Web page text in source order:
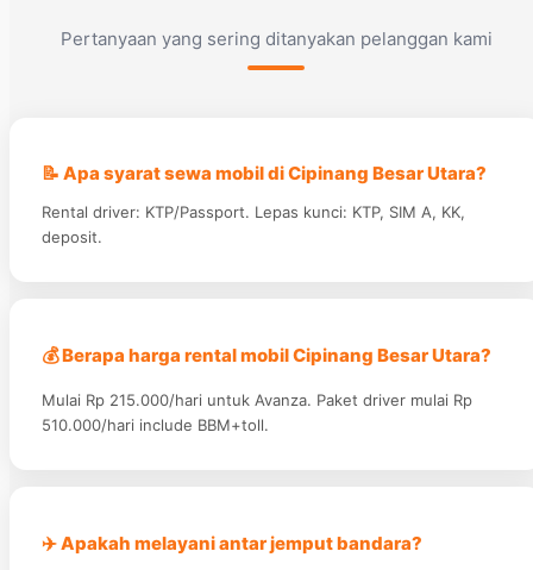
Pertanyaan yang sering ditanyakan pelanggan kami
📝 Apa syarat sewa mobil di Cipinang Besar Utara?
Rental driver: KTP/Passport. Lepas kunci: KTP, SIM A, KK,
deposit.
💰 Berapa harga rental mobil Cipinang Besar Utara?
Mulai Rp 215.000/hari untuk Avanza. Paket driver mulai Rp
510.000/hari include BBM+toll.
✈️ Apakah melayani antar jemput bandara?